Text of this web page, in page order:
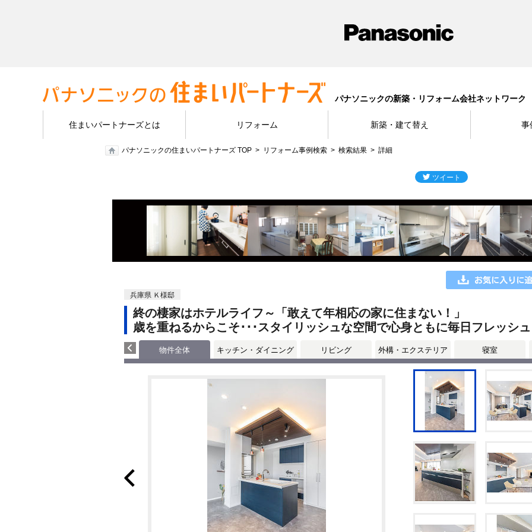
パナソニックの新築・リフォーム会社ネットワーク
住まいパートナーズとは リフォーム 新築・建て替え 事
パナソニックの住まいパートナーズ TOP リフォーム事例検索 検索結果 詳細
兵庫県 Ｋ様邸
終の棲家はホテルライフ～「敢えて年相応の家に住まない！」
歳を重ねるからこそ･･･スタイリッシュな空間で心身ともに毎日フレッシュ
物件全体 キッチン・ダイニング リビング 外構・エクステリア 寝室